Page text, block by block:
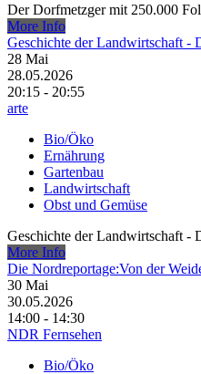
Der Dorfmetzger mit 250.000
More Info
Geschichte der Landwirtschaft -
28 Mai
28.05.2026
20:15 - 20:55
arte
Bio/Öko
Ernährung
Gartenbau
Landwirtschaft
Obst und Gemüse
Geschichte der Landwirtschaft -
More Info
Die Nordreportage:Von der
30 Mai
30.05.2026
14:00 - 14:30
NDR Fernsehen
Bio/Öko